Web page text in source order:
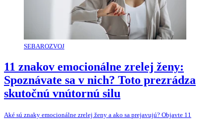
SEBAROZVOJ
11 znakov emocionálne zrelej ženy:
Spoznávate sa v nich? Toto prezrádza
skutočnú vnútornú silu
Aké sú znaky emocionálne zrelej ženy a ako sa prejavujú? Objavte 11